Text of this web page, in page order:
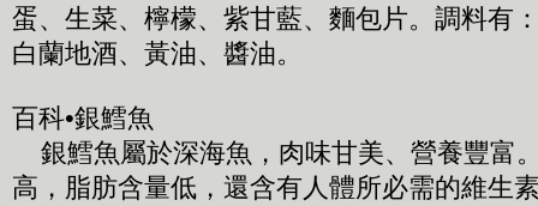
蛋、生菜、檸檬、紫甘藍、麵包片。調料有
白蘭地酒、黃油、醬油。
百科•銀鱈魚
銀鱈魚屬於深海魚，肉味甘美、營養豐富
高，脂肪含量低，還含有人體所必需的維生